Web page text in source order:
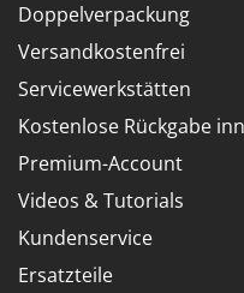
Doppelverpackung
Versandkostenfrei
Servicewerkstätten
Kostenlose Rückgabe
Premium-Account
Videos & Tutorials
Kundenservice
Ersatzteile